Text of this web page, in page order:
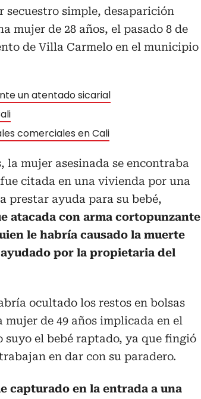
secuestro simple, desaparición
mujer de 28 años, el pasado 8 de
de Villa Carmelo en el municipio
un atentado sicarial
comerciales en Cali
la mujer asesinada se encontraba
citada en una vivienda por una
prestar ayuda para su bebé,
atacada con arma cortopunzante
le habría causado la muerte
por la propietaria del
ocultado los restos en bolsas
de 49 años implicada en el
suyo el bebé raptado, ya que fingió
en dar con su paradero.
capturado en la entrada a una